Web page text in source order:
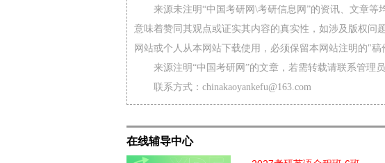
来源未注明“中国考研网\考研信息网”的资讯、文章
意味着赞同其观点或证实其内容的真实性，如涉及版权问
网站或个人从本网站下载使用，必须保留本网站注明的"稿
来源注明“中国考研网”的文章，若需转载请联系管理
联系方式：chinakaoyankefu@163.com
在线辅导中心